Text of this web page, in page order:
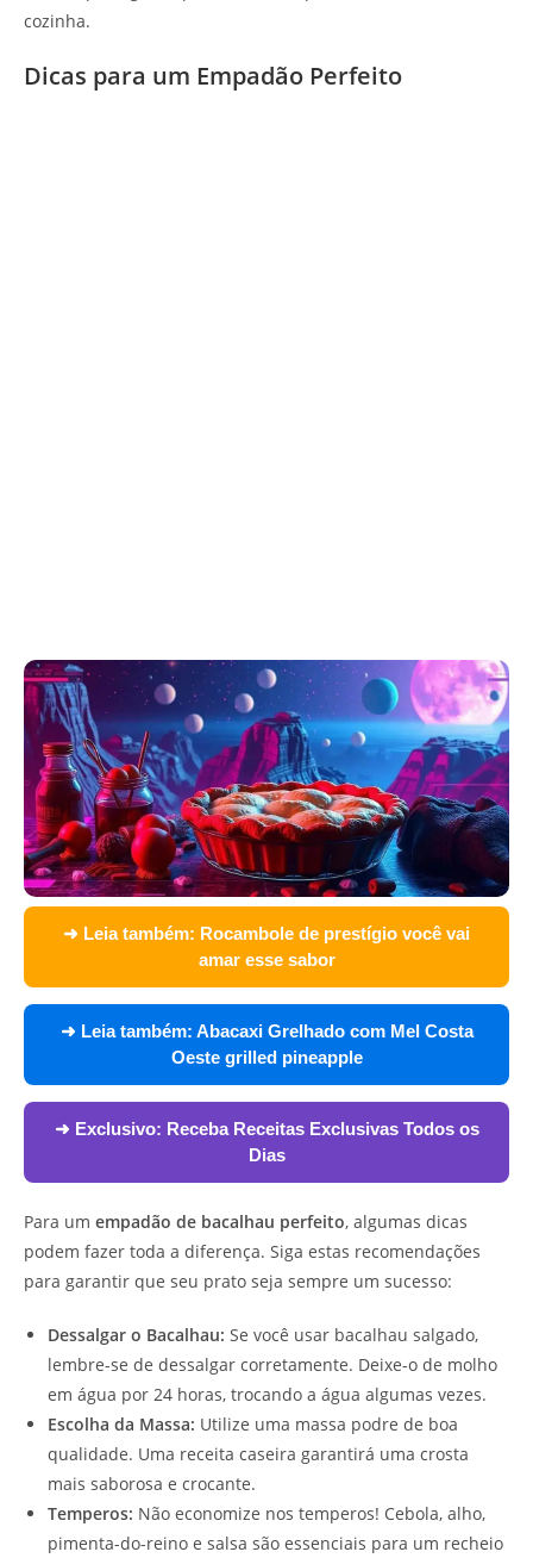
cozinha.
Dicas para um Empadão Perfeito
➜ Leia também: Rocambole de prestígio você vai
amar esse sabor
➜ Leia também: Abacaxi Grelhado com Mel Costa
Oeste grilled pineapple
➜ Exclusivo: Receba Receitas Exclusivas Todos os
Dias
Para um empadão de bacalhau perfeito, algumas dicas
podem fazer toda a diferença. Siga estas recomendações
para garantir que seu prato seja sempre um sucesso:
Dessalgar o Bacalhau: Se você usar bacalhau salgado,
lembre-se de dessalgar corretamente. Deixe-o de molho
em água por 24 horas, trocando a água algumas vezes.
Escolha da Massa: Utilize uma massa podre de boa
qualidade. Uma receita caseira garantirá uma crosta
mais saborosa e crocante.
Temperos: Não economize nos temperos! Cebola, alho,
pimenta-do-reino e salsa são essenciais para um recheio